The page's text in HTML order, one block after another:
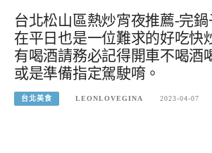
台北松山區熱炒宵夜推薦-完
在平日也是一位難求的好吃快
有喝酒請務必記得開車不喝酒
或是準備指定駕駛唷。
台北美食 LEONLOVEGINA 2023-04-07